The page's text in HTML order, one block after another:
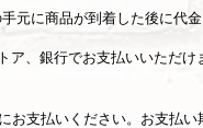
元に商品が到着した後に代
ア、銀行でお支払いいただけ
お支払いください。お支払い